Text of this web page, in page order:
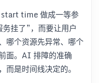
time 做成一等参
挂了”，而要让用户
哪个资源先异常、哪个
面。AI 排障的准确
是时间线决定的。